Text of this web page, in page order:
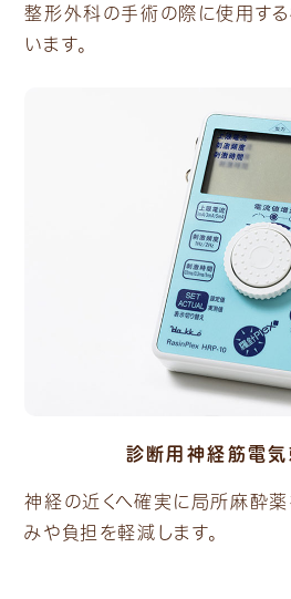
整形外科の手術の際に使用す
います。
診断用神経筋電
神経の近くへ確実に局所麻酔
みや負担を軽減します。